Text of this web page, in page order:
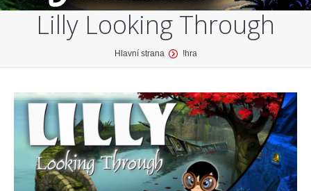
Přihlášení
Profil
O projektu
Katalog her
Lilly Looking Through
Hlavní strana !hra